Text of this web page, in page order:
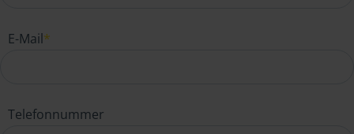
E-Mail*
Telefonnummer